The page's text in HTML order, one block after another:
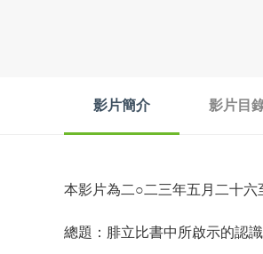
影片簡介 影片目
本影片為二○二三年五月二十六
總題：腓立比書中所啟示的認